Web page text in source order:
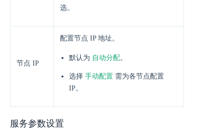
选。
节点 IP
配置节点 IP 地址。
默认为 自动分配。
选择 手动配置 需为各节点配置
IP。
服务参数设置